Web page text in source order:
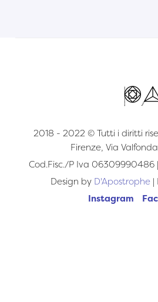
2018 - 2022 © Tutti i diritti
Firenze, Via
Cod.Fisc./P Iva 06309990486 |
Design by D'Apostrophe |
Instagram